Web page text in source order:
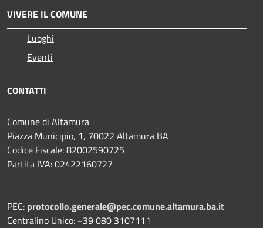
VIVERE IL COMUNE
Luoghi
Eventi
CONTATTI
Comune di Altamura
Piazza Municipio, 1, 70022 Altamura BA
Codice Fiscale: 82002590725
Partita IVA: 02422160727
PEC: protocollo.generale@pec.comune.altamura.ba.it
Centralino Unico: +39 080 3107111